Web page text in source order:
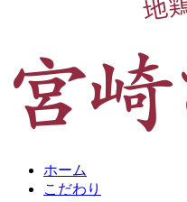
ホーム
こだわり